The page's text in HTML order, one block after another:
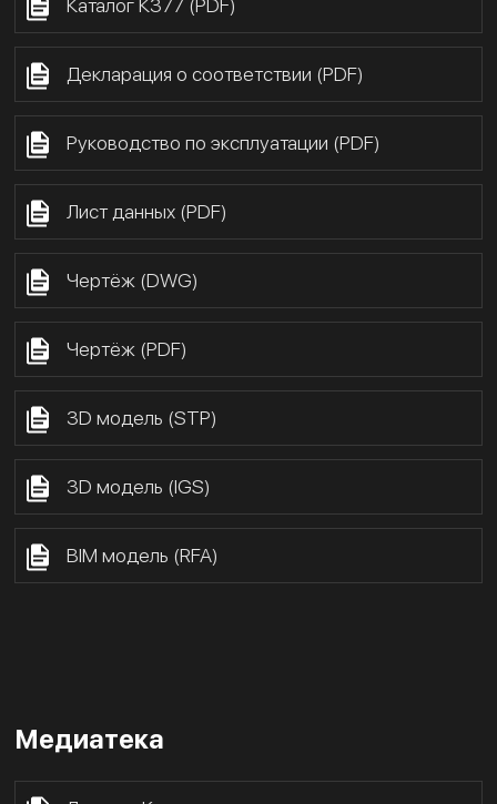
Каталог К377 (PDF)
Декларация о соответствии (PDF)
Руководство по эксплуатации (PDF)
Лист данных (PDF)
Чертёж (DWG)
Чертёж (PDF)
3D модель (STP)
3D модель (IGS)
BIM модель (RFA)
Медиатека